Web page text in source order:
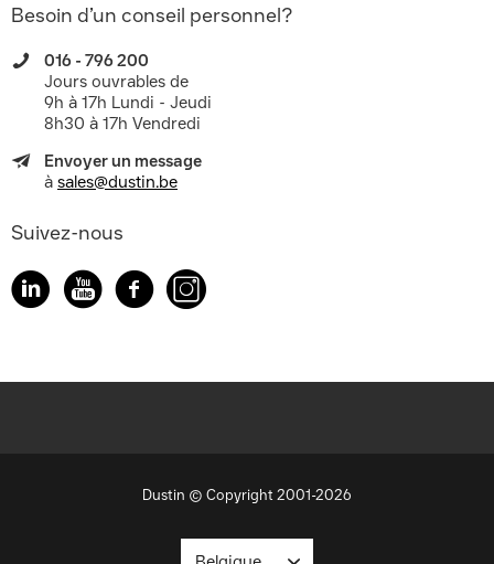
Besoin d’un conseil personnel?
016 - 796 200
Jours ouvrables de
9h à 17h Lundi - Jeudi
8h30 à 17h Vendredi
Envoyer un message
à sales@dustin.be
Suivez-nous
Dustin © Copyright 2001-2026